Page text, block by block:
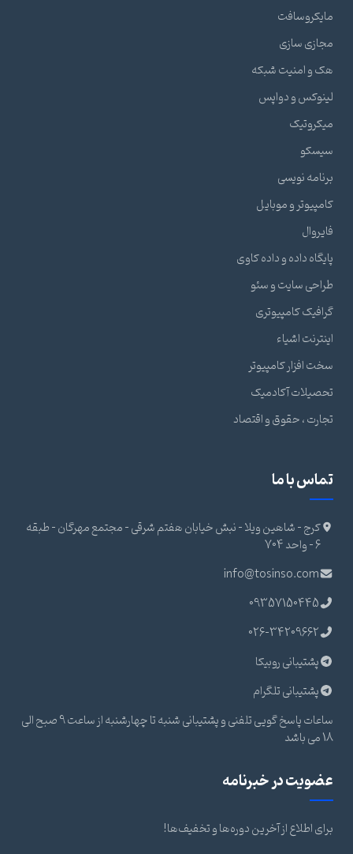
مایکروسافت
مجازی سازی
هک و امنیت شبکه
لینوکس و دواپس
میکروتیک
سیسکو
برنامه نویسی
کامپیوتر و موبایل
فایروال
پایگاه داده و داده کاوی
طراحی سایت و سئو
گرافیک کامپیوتری
اینترنت اشیاء
سخت افزار کامپیوتر
تحصیلات آکادمیک
تجارت ، حقوق و اقتصاد
تماس با ما
کرج - شاهین ویلا - نبش خیابان هفتم شرقی - مجتمع مهرگان - طبقه
6 - واحد 704
info@tosinso.com
09357150445
026-34209662
پشتیبانی روبیکا
پشتیبانی تلگرام
ساعات پاسخ گویی تلفنی و پشتیبانی شنبه تا چهارشنبه از ساعت 9 صبح الی
18 می باشد
عضویت در خبرنامه
برای اطلاع از آخرین دوره‌ها و تخفیف‌ها!